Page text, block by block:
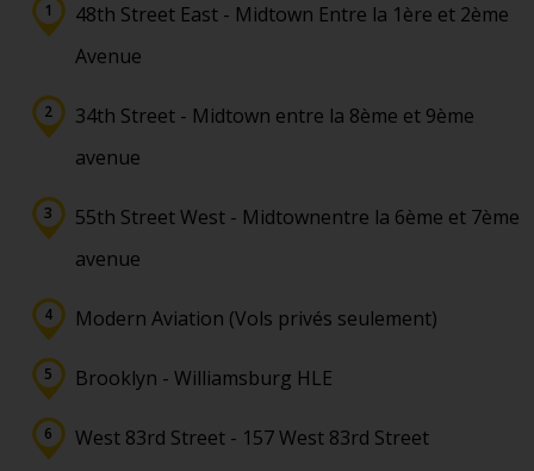
48th Street East - Midtown Entre la 1ère et 2ème
Avenue
34th Street - Midtown entre la 8ème et 9ème
avenue
55th Street West - Midtownentre la 6ème et 7ème
avenue
Modern Aviation (Vols privés seulement)
Brooklyn - Williamsburg HLE
West 83rd Street - 157 West 83rd Street